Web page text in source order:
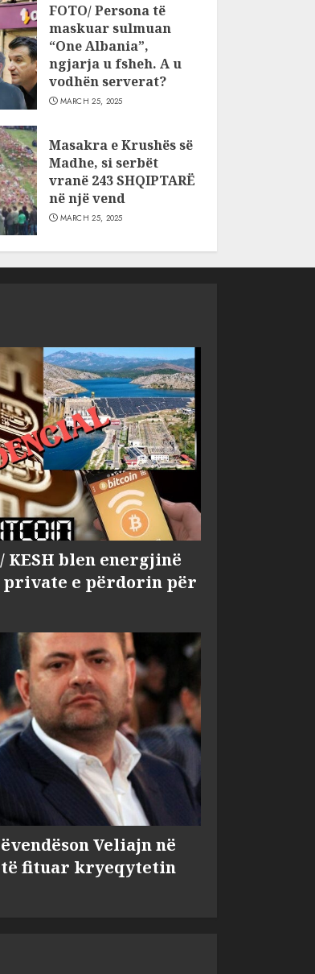
FOTO/ Persona të
maskuar sulmuan
“One Albania”,
ngjarja u fsheh. A u
vodhën serverat?
MARCH 25, 2025
Masakra e Krushës së
Madhe, si serbët
vranë 243 SHQIPTARË
në një vend
MARCH 25, 2025
KESH blen energjinë
private e përdorin për
Veliajn në
të fituar kryeqytetin